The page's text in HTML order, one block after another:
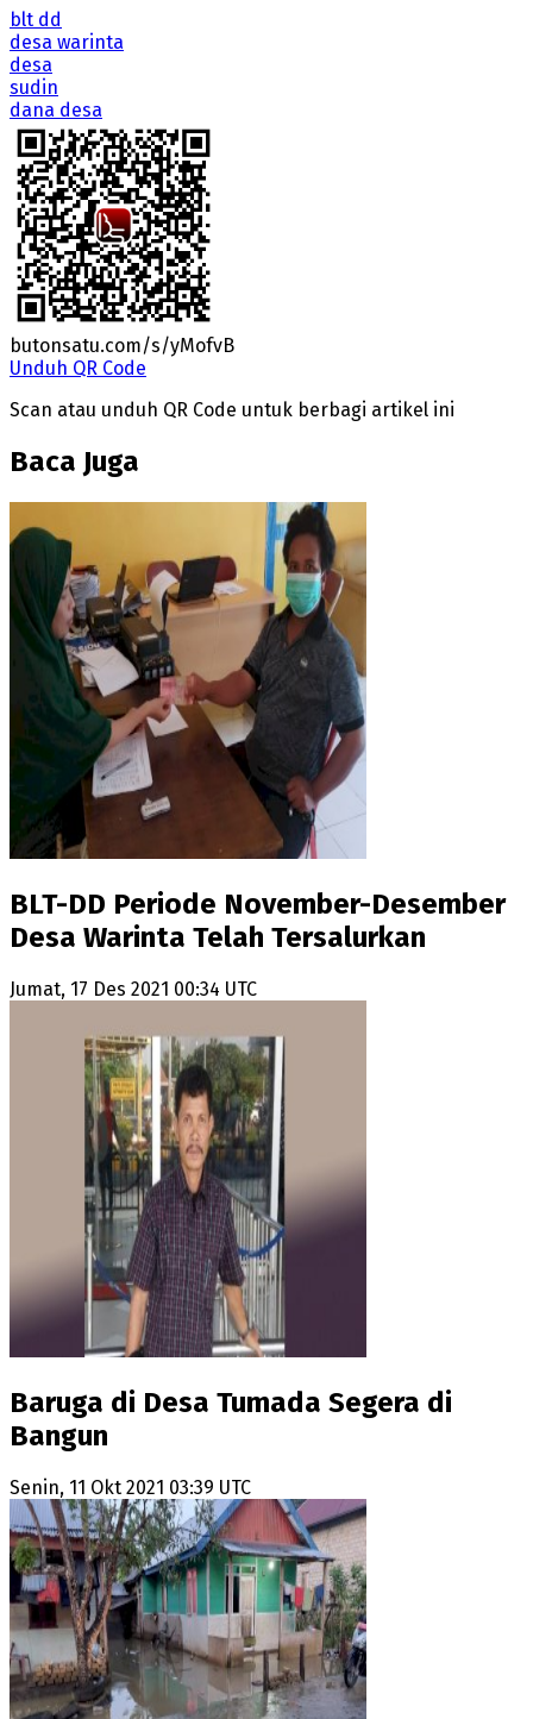
blt dd
desa warinta
desa
sudin
dana desa
butonsatu.com/s/yMofvB
Unduh QR Code
Scan atau unduh QR Code untuk berbagi artikel ini
Baca Juga
BLT-DD Periode November-Desember
Desa Warinta Telah Tersalurkan
Jumat, 17 Des 2021 00:34 UTC
Baruga di Desa Tumada Segera di
Bangun
Senin, 11 Okt 2021 03:39 UTC